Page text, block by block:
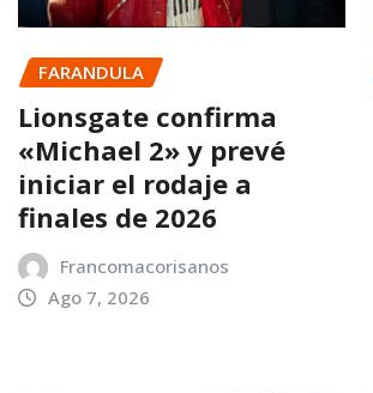
FARANDULA
Lionsgate confirma
«Michael 2» y prevé
iniciar el rodaje a
finales de 2026
Francomacorisanos
Ago 7, 2026